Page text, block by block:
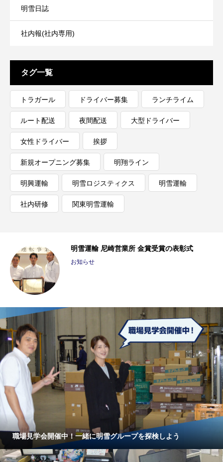
明雪日誌
社内報(社内専用)
タグ一覧
トラガール ドライバー募集 ランチライム
ルート配送 夜間配送 大型ドライバー
女性ドライバー 挨拶
新規オープニング募集 明翔ライン
明興運輸 明雪ロジスティクス 明雪運輸
社内研修 関東明雪運輸
明雪運輸 尼崎営業所 金賞受賞の表彰式
お知らせ
職場見学会開催中！一緒に明雪グループを探検しよう